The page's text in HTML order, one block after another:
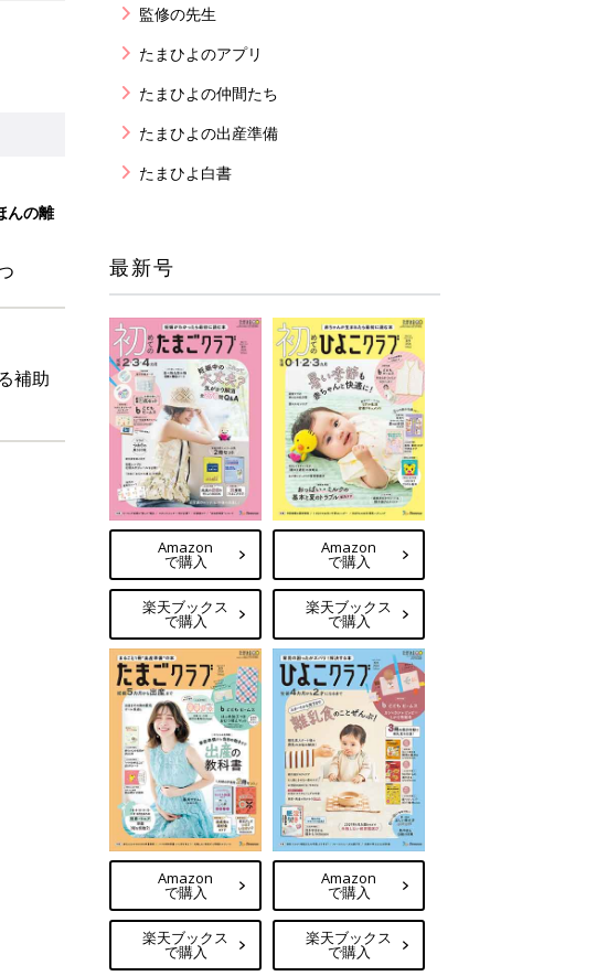
助
監修の先生
たまひよのアプリ
たまひよの仲間たち
たまひよの出産準備
たまひよ白書
最新号
Amazon
で購入
楽天ブックス
で購入
Amazon
で購入
楽天ブックス
で購入
Amazon
で購入
楽天ブックス
で購入
Amazon
で購入
楽天ブックス
で購入